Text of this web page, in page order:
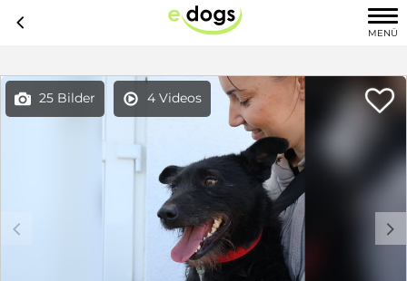
c
MENÜ
 25 Bilder  4 Videos 
c d